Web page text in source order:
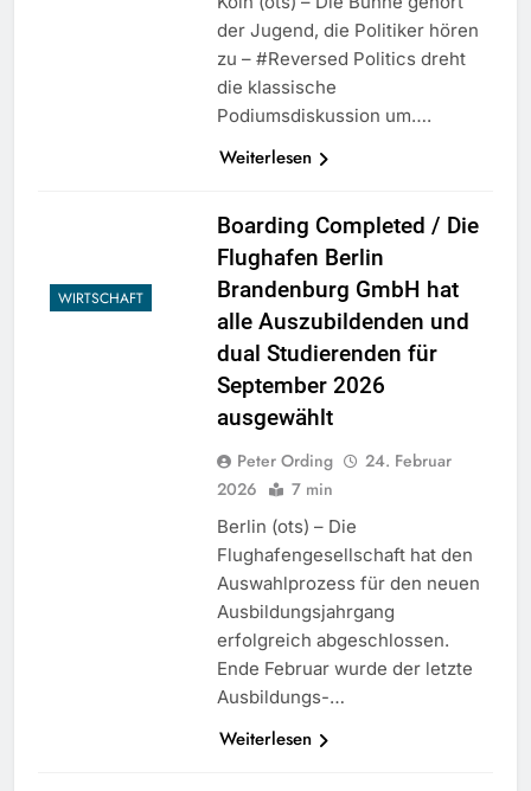
der Jugend, die Politiker hören
zu – #Reversed Politics dreht
die klassische
Podiumsdiskussion um….
Weiterlesen
WIRTSCHAFT
Boarding Completed / Die
Flughafen Berlin
Brandenburg GmbH hat
alle Auszubildenden und
dual Studierenden für
September 2026
ausgewählt
Peter Ording
24. Februar
2026
7 min
Berlin (ots) – Die
Flughafengesellschaft hat den
Auswahlprozess für den neuen
Ausbildungsjahrgang
erfolgreich abgeschlossen.
Ende Februar wurde der letzte
Ausbildungs-…
Weiterlesen